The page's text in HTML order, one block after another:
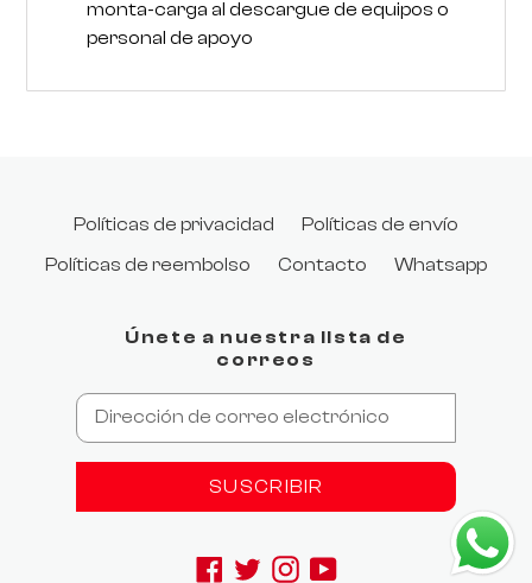
monta-carga al descargue de equipos o
personal de apoyo
Políticas de privacidad
Políticas de envío
Políticas de reembolso
Contacto Whatsapp
Únete a nuestra lista de
correos
SUSCRIBIR
Facebook
TwitterInstagram
YouTube